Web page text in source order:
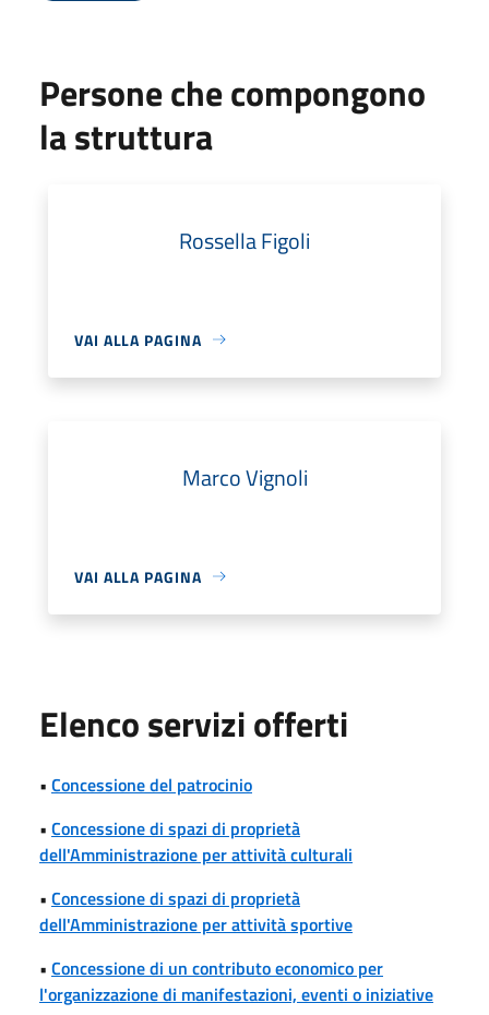
Persone che compongono
la struttura
Rossella Figoli
VAI ALLA PAGINA
Marco Vignoli
VAI ALLA PAGINA
Elenco servizi offerti
• Concessione del patrocinio
• Concessione di spazi di proprietà
dell'Amministrazione per attività culturali
• Concessione di spazi di proprietà
dell'Amministrazione per attività sportive
• Concessione di un contributo economico per
l'organizzazione di manifestazioni, eventi o iniziative